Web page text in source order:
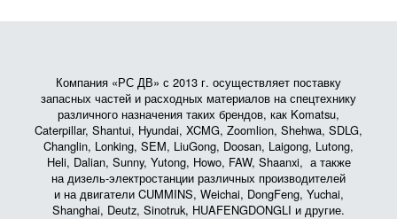
Компания «РС ДВ» с 2013 г. осуществляет поставку
запасных частей и расходных материалов на спецтехнику
различного назначения таких брендов, как Komatsu,
Caterpillar, Shantui, Hyundai, XCMG, Zoomlion, Shehwa, SDLG,
Changlin, Lonking, SEM, LiuGong, Doosan, Laigong, Lutong,
Heli, Dalian, Sunny, Yutong, Howo, FAW, Shaanxi, а также
на дизель-электростанции различных производителей
и на двигатели CUMMINS, Weichai, DongFeng, Yuchai,
Shanghai, Deutz, Sinotruk, HUAFENGDONGLI и другие.